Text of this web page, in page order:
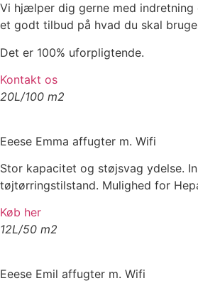
Vi hjælper dig gerne med indretning
et godt tilbud på hvad du skal
Det er 100% uforpligtende.
Kontakt os
20L/100 m2
Eeese Emma affugter m. Wifi
Stor kapacitet og støjsvag ydelse.
tøjtørringstilstand. Mulighed for
Køb her
12L/50 m2
Eeese Emil affugter m. Wifi